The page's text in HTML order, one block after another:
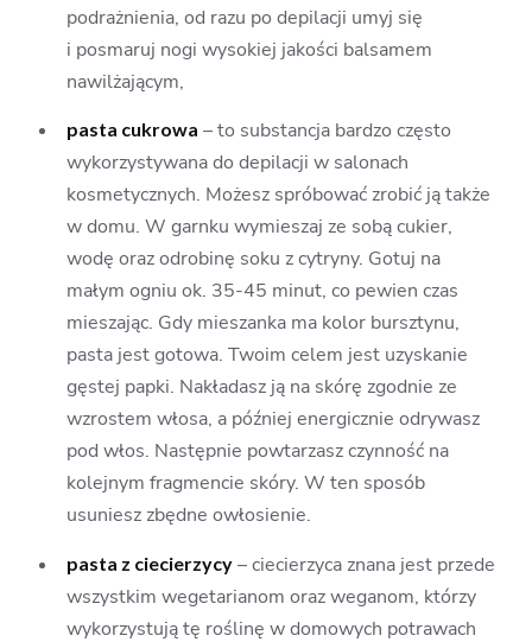
podrażnienia, od razu po depilacji umyj się
i posmaruj nogi wysokiej jakości balsamem
nawilżającym,
pasta cukrowa – to substancja bardzo często
wykorzystywana do depilacji w salonach
kosmetycznych. Możesz spróbować zrobić ją także
w domu. W garnku wymieszaj ze sobą cukier,
wodę oraz odrobinę soku z cytryny. Gotuj na
małym ogniu ok. 35-45 minut, co pewien czas
mieszając. Gdy mieszanka ma kolor bursztynu,
pasta jest gotowa. Twoim celem jest uzyskanie
gęstej papki. Nakładasz ją na skórę zgodnie ze
wzrostem włosa, a później energicznie odrywasz
pod włos. Następnie powtarzasz czynność na
kolejnym fragmencie skóry. W ten sposób
usuniesz zbędne owłosienie.
pasta z ciecierzycy– ciecierzyca znana jest przede
wszystkim wegetarianom oraz weganom, którzy
wykorzystują tę roślinę w domowych potrawach